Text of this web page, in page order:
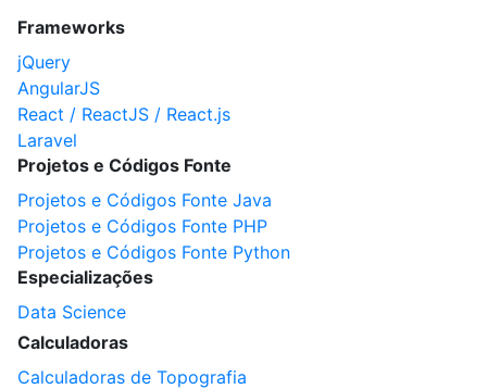
Frameworks
jQuery
AngularJS
React / ReactJS / React.js
Laravel
Projetos e Códigos Fonte
Projetos e Códigos Fonte Java
Projetos e Códigos Fonte PHP
Projetos e Códigos Fonte Python
Especializações
Data Science
Calculadoras
Calculadoras de Topografia